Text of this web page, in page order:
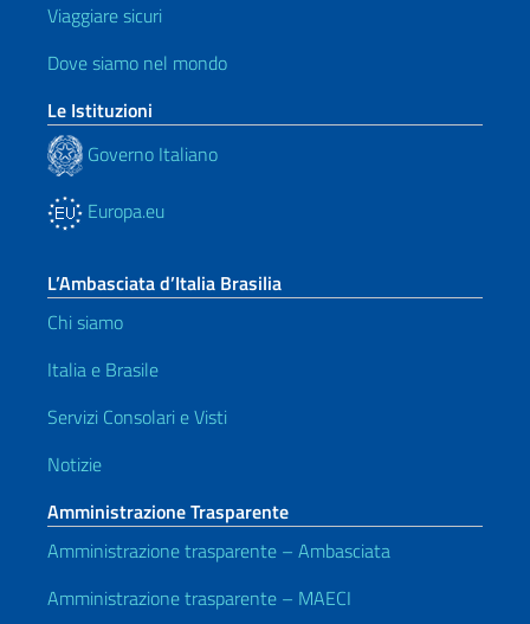
Viaggiare sicuri
Dove siamo nel mondo
Le Istituzioni
Governo Italiano
Europa.eu
L’Ambasciata d’Italia Brasilia
Chi siamo
Italia e Brasile
Servizi Consolari e Visti
Notizie
Amministrazione Trasparente
Amministrazione trasparente – Ambasciata
Amministrazione trasparente – MAECI